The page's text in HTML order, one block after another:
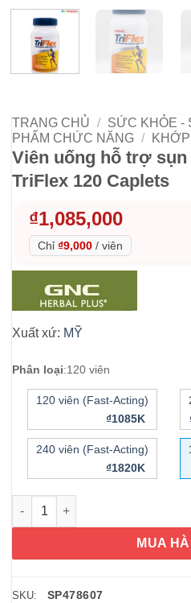
TRANG CHỦ / SỨC KHỎE -
PHẨM CHỨC NĂNG /
Viên uống hỗ trợ
TriFlex 120 Caplets
₫1,085,000
Chỉ ₫9,000 / viên
Xuất xứ: MỸ
Phân loại:120 viên
120 viên (Fast-Acting)
₫1085K
240 viên (Fast-Acting)
₫1820K
Viên uống hỗ trợ sụn khớp
MUA
SKU: SP478607